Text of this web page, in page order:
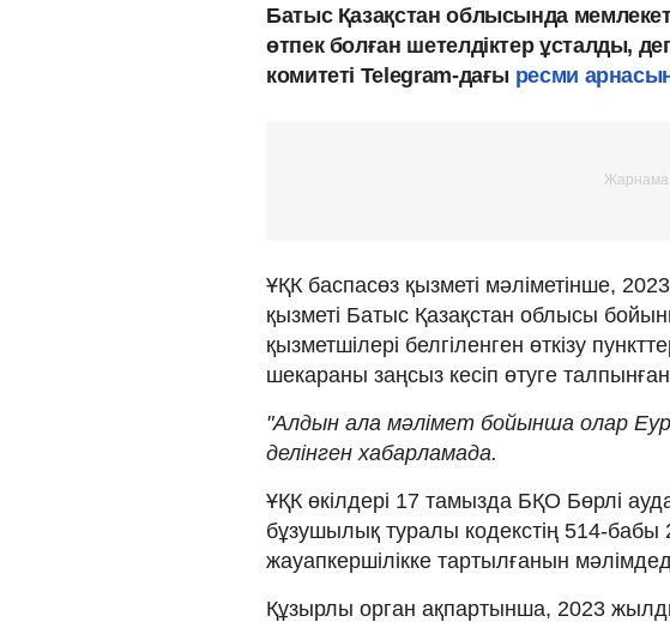
Батыс Қазақстан облысында
өтпек болған шетелдіктер ұсталды,
комитеті Telegram-дағы ресми
ҰҚК баспасөз қызметі мәліметінше,
қызметі Батыс Қазақстан облысы
қызметшілері белгіленген өткізу
шекараны заңсыз кесіп өтуге
"Алдын ала мәлімет бойынша олар
делінген хабарламада.
ҰҚК өкілдері 17 тамызда БҚО Бөрлі
бұзушылық туралы кодекстің 514-бабы
жауапкершілікке тартылғанын
Құзырлы орган ақпартынша, 2023